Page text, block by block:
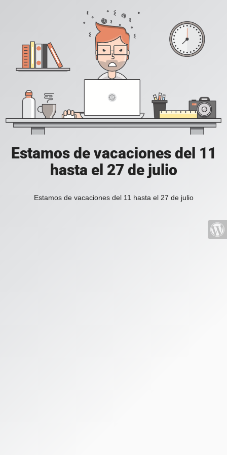
Estamos de vacaciones del 11
hasta el 27 de julio
Estamos de vacaciones del 11 hasta el 27 de julio